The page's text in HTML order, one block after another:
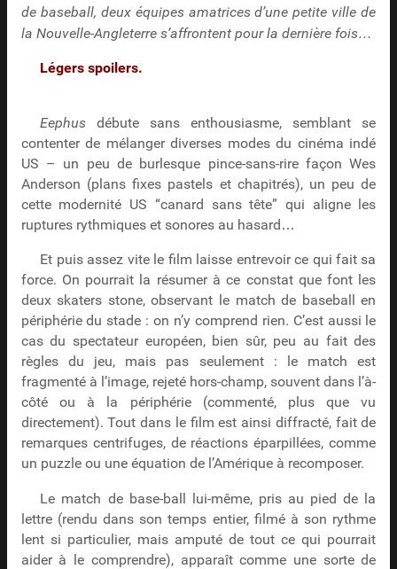
de baseball, deux équipes amatrices d’une petite ville de
la Nouvelle-Angleterre s’affrontent pour la dernière fois…
Légers spoilers.
Eephus débute sans enthousiasme, semblant se
contenter de mélanger diverses modes du cinéma indé
US – un peu de burlesque pince-sans-rire façon Wes
Anderson (plans fixes pastels et chapitrés), un peu de
cette modernité US “canard sans tête” qui aligne les
ruptures rythmiques et sonores au hasard…
Et puis assez vite le film laisse entrevoir ce qui fait sa
force. On pourrait la résumer à ce constat que font les
deux skaters stone, observant le match de baseball en
périphérie du stade : on n’y comprend rien. C’est aussi le
cas du spectateur européen, bien sûr, peu au fait des
règles du jeu, mais pas seulement : le match est
fragmenté à l’image, rejeté hors-champ, souvent dans l’à-
côté ou à la périphérie (commenté, plus que vu
directement). Tout dans le film est ainsi diffracté, fait de
remarques centrifuges, de réactions éparpillées, comme
un puzzle ou une équation de l’Amérique à recomposer.
Le match de base-ball lui-même, pris au pied de la
lettre (rendu dans son temps entier, filmé à son rythme
lent si particulier, mais amputé de tout ce qui pourrait
aider à le comprendre), apparaît comme une sorte de